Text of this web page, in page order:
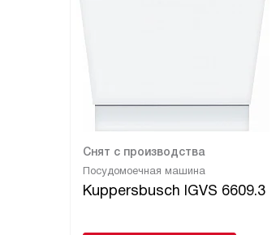
Посудомоечная машина
Kuppersbusch IGVS 6609.3
Снят с производства